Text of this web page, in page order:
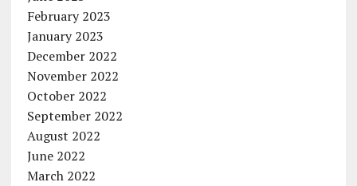
February 2023
January 2023
December 2022
November 2022
October 2022
September 2022
August 2022
June 2022
March 2022